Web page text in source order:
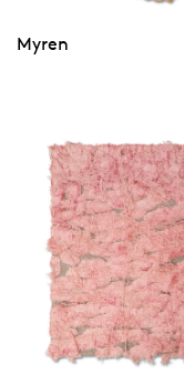
Myren